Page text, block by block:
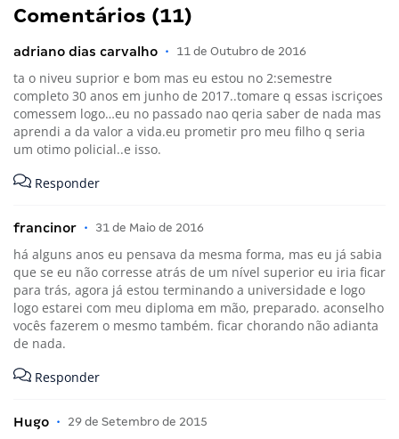
Comentários (11)
adriano dias carvalho • 11 de Outubro de 2016
ta o niveu suprior e bom mas eu estou no 2:semestre
completo 30 anos em junho de 2017..tomare q essas iscriçoes
comessem logo…eu no passado nao qeria saber de nada mas
aprendi a da valor a vida.eu prometir pro meu filho q seria
um otimo policial..e isso.
Responder
francinor • 31 de Maio de 2016
há alguns anos eu pensava da mesma forma, mas eu já sabia
que se eu não corresse atrás de um nível superior eu iria ficar
para trás, agora já estou terminando a universidade e logo
logo estarei com meu diploma em mão, preparado. aconselho
vocês fazerem o mesmo também. ficar chorando não adianta
de nada.
Responder
Hugo • 29 de Setembro de 2015